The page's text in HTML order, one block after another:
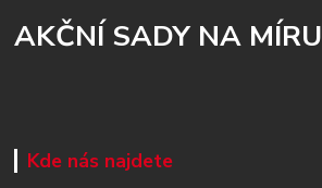
AKČNÍ SADY NA MÍRU
Kde nás najdete